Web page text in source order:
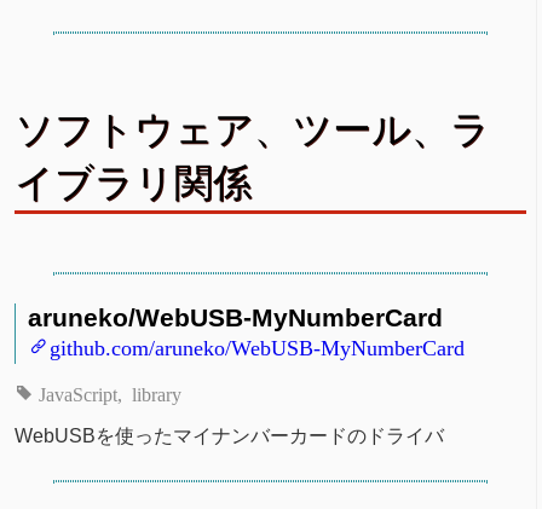
ソフトウェア、ツール、ラ
イブラリ関係
aruneko/WebUSB-MyNumberCard
github.com/aruneko/WebUSB-MyNumberCard
JavaScript library
WebUSBを使ったマイナンバーカードのドライバ